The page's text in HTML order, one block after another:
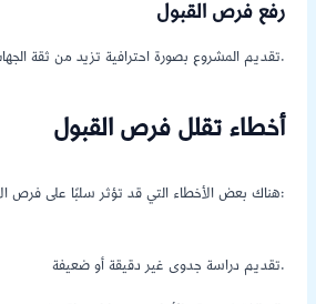
رفع فرص القبول
تقديم المشروع بصورة احترافية تزيد من ثقة الجهات الداعمة والممولة.
أخطاء تقلل فرص القبول
هناك بعض الأخطاء التي قد تؤثر سلبًا على فرص الاستفادة من المبادرة، ومنها:
تقديم دراسة جدوى غير دقيقة أو ضعيفة.